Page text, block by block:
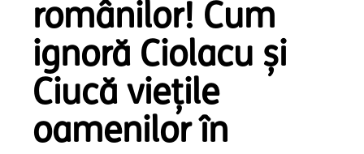
românilor! Cum
ignoră Ciolacu și
Ciucă viețile
oamenilor în